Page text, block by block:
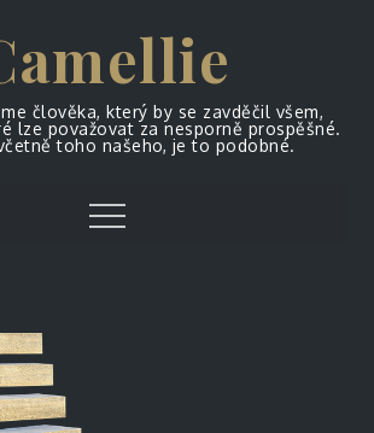
člověka, který by se zavděčil všem,
lze považovat za nesporně prospěšné.
toho našeho, je to podobné.
Menu